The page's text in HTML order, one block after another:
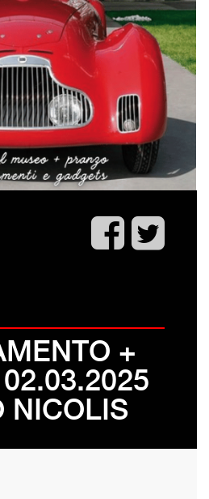
+
NICOLIS